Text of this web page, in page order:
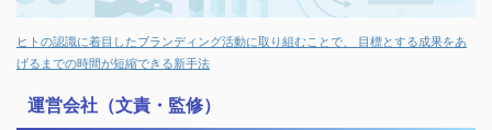
ヒトの認識に着目したブランディング活動に取り組むことで、 目標とする成果をあ
げるまでの時間が短縮できる新手法
運営会社（文責・監修）